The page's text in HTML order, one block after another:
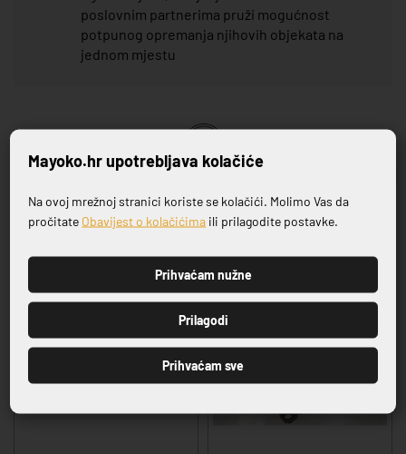
poslovnim partnerima pruži mogućnost
potpunog opremanja njihovih objekata na
jednom mjestu
Prijavite se na naš newsletter
PRIJAVI SE
Mayoko.hr upotrebljava kolačiće
Na ovoj mrežnoj stranici koriste se kolačići. Molimo Vas da
pročitate Obavijest o kolačićima ili prilagodite postavke.
Prihvaćam nužne
Prilagodi
Prihvaćam sve